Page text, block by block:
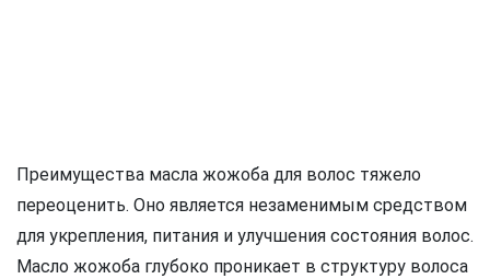
Преимущества масла жожоба для волос тяжело
переоценить. Оно является незаменимым средством
для укрепления, питания и улучшения состояния волос.
Масло жожоба глубоко проникает в структуру волоса